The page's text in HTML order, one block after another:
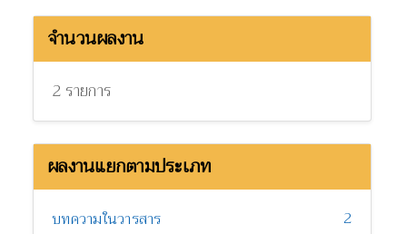
จำนวนผลงาน
2 รายการ
ผลงานแยกตามประเภท
บทความในวารสาร 2